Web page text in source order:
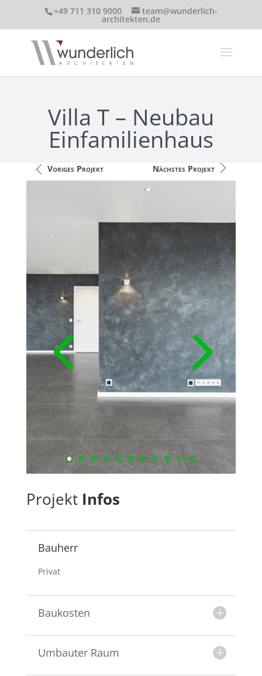
+49 711 310 9000 team@wunderlich-
architekten.de
Villa T – Neubau
Einfamilienhaus
Voriges Projekt Nächstes Projekt
Projekt Infos
Bauherr
Privat
Baukosten
Umbauter Raum